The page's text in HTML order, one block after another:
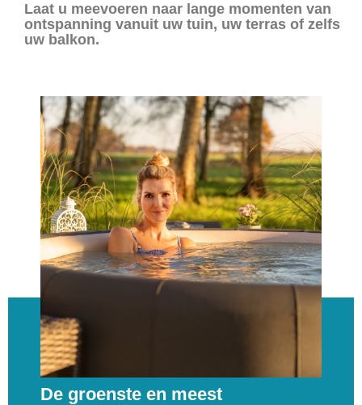
Laat u meevoeren naar lange momenten van
ontspanning vanuit uw tuin, uw terras of zelfs
uw balkon.
De groenste en meest